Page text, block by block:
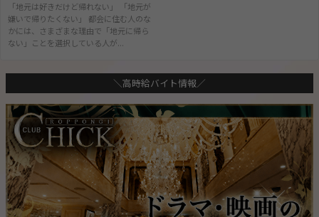
「地元は好きだけど帰れない」 「地元が
嫌いで帰りたくない」 都会に住む人のな
かには、さまざまな理由で「地元に帰ら
ない」ことを選択している人が...
＼高時給バイト情報／